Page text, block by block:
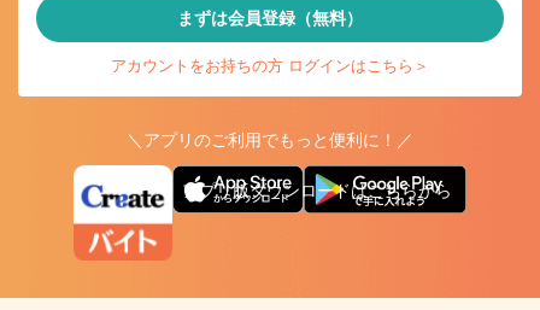
まずは会員登録（無料）
アカウントをお持ちの方 ログインはこちら＞
＼アプリのご利用でもっと便利に！／
アプリ版ダウンロードはこちらから